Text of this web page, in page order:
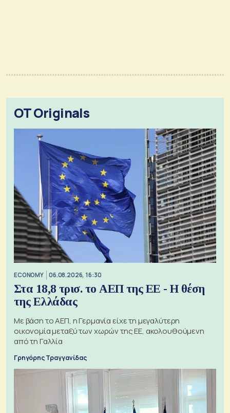
OT Originals
ECONOMY 06.08.2026, 16:30
Στα 18,8 τρισ. το ΑΕΠ της ΕΕ - Η θέση
της Ελλάδας
Με βάση το ΑΕΠ, η Γερμανία είχε τη μεγαλύτερη
οικονομία μεταξύ των χωρών της ΕΕ, ακολουθούμενη
από τη Γαλλία
Γρηγόρης Τραγγανίδας